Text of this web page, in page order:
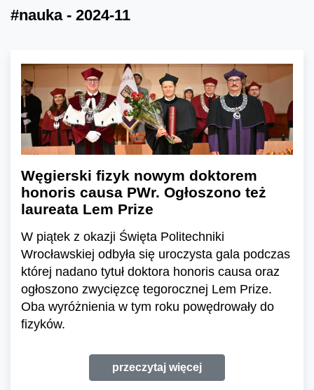
#nauka - 2024-11
Węgierski fizyk nowym doktorem
honoris causa PWr. Ogłoszono też
laureata Lem Prize
W piątek z okazji Święta Politechniki
Wrocławskiej odbyła się uroczysta gala podczas
której nadano tytuł doktora honoris causa oraz
ogłoszono zwycięzcę tegorocznej Lem Prize.
Oba wyróżnienia w tym roku powędrowały do
fizyków.
przeczytaj więcej